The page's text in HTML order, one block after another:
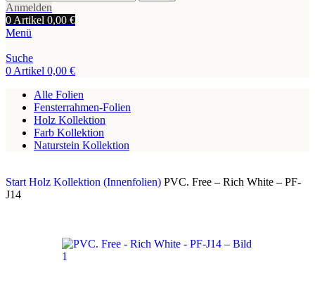
Anmelden
0 Artikel 0,00 €
Menü
Suche
0 Artikel 0,00 €
Alle Folien
Fensterrahmen-Folien
Holz Kollektion
Farb Kollektion
Naturstein Kollektion
Start Holz Kollektion (Innenfolien) PVC. Free – Rich White – PF-
J14